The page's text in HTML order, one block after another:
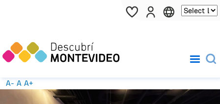
Pasar al contenido principal
A- A A+